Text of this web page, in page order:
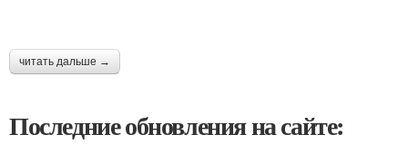
читать дальше →
Последние обновления на сайте: